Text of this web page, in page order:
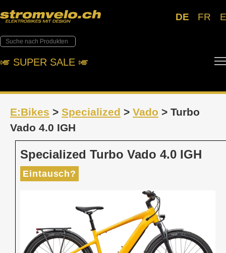
DE FR
🎺︎ SUPER SALE 🎺︎
E:Bikes > Specialized > Vado > Turbo
Vado 4.0 IGH
Specialized Turbo Vado 4.0 IGH
Eintausch?